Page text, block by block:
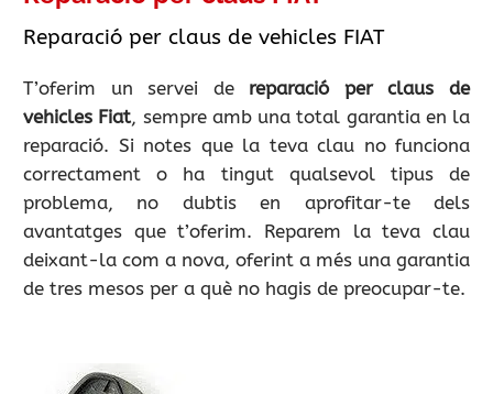
Reparació per claus de vehicles FIAT
T’oferim un servei de reparació per claus de
vehicles Fiat, sempre amb una total garantia en la
reparació. Si notes que la teva clau no funciona
correctament o ha tingut qualsevol tipus de
problema, no dubtis en aprofitar-te dels
avantatges que t’oferim. Reparem la teva clau
deixant-la com a nova, oferint a més una garantia
de tres mesos per a què no hagis de preocupar-te.